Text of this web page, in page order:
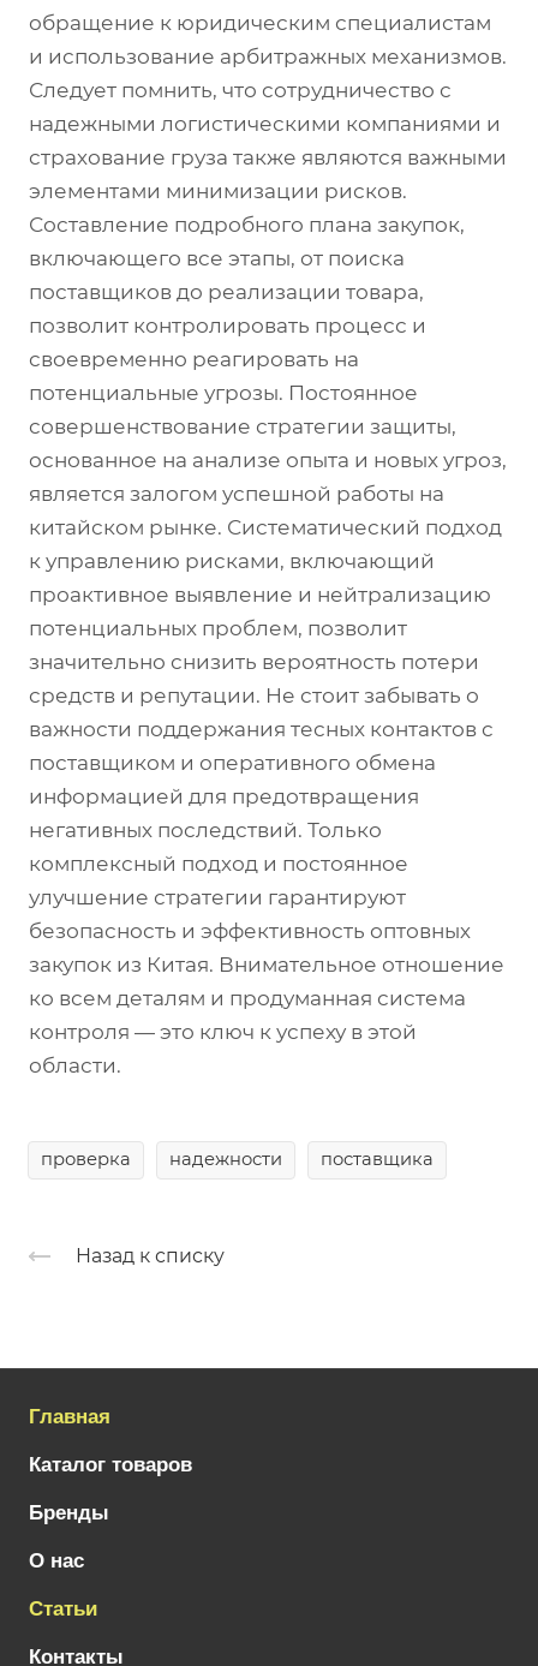
обращение к юридическим специалистам
и использование арбитражных механизмов.
Следует помнить, что сотрудничество с
надежными логистическими компаниями и
страхование груза также являются важными
элементами минимизации рисков.
Составление подробного плана закупок,
включающего все этапы, от поиска
поставщиков до реализации товара,
позволит контролировать процесс и
своевременно реагировать на
потенциальные угрозы. Постоянное
совершенствование стратегии защиты,
основанное на анализе опыта и новых угроз,
является залогом успешной работы на
китайском рынке. Систематический подход
к управлению рисками, включающий
проактивное выявление и нейтрализацию
потенциальных проблем, позволит
значительно снизить вероятность потери
средств и репутации. Не стоит забывать о
важности поддержания тесных контактов с
поставщиком и оперативного обмена
информацией для предотвращения
негативных последствий. Только
комплексный подход и постоянное
улучшение стратегии гарантируют
безопасность и эффективность оптовных
закупок из Китая. Внимательное отношение
ко всем деталям и продуманная система
контроля — это ключ к успеху в этой
области.
проверка надежности поставщика
Назад к списку
Главная
Каталог товаров
Бренды
О нас
Статьи
Контакты